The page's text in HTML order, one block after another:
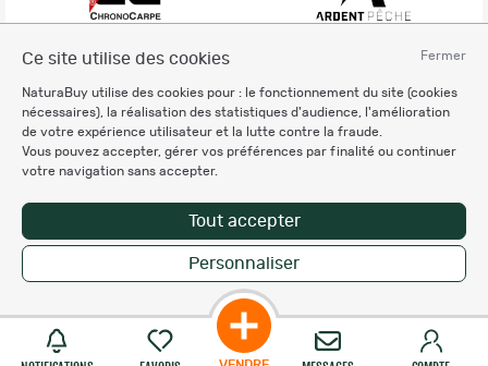
Fermer
Ce site utilise des cookies
NaturaBuy utilise des cookies pour : le fonctionnement du site (cookies
nécessaires), la réalisation des statistiques d'audience, l'amélioration
de votre expérience utilisateur et la lutte contre la fraude.
Vous pouvez accepter, gérer vos préférences par finalité ou continuer
votre navigation sans accepter.
Tout accepter
Personnaliser
Charte éthique
Mentions légales
Règlement & Conditions d'utilisation
Politique de protection
des données personnelles
Personnalisation des cookies
Copyright © 2007-2026 NaturaBuy. Tous droits réservés. N°CNIL: 1239459.
Les marques commerciales mentionnées appartiennent à leurs propriétaires
respectifs in 0.048 s
Suggestions de recherche
Site NaturaBuy classique